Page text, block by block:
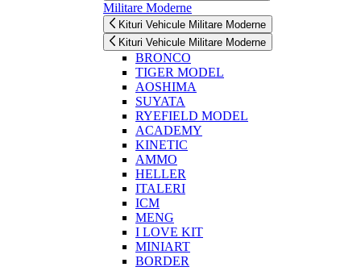
Militare Moderne
Kituri Vehicule Militare Moderne
Kituri Vehicule Militare Moderne
BRONCO
TIGER MODEL
AOSHIMA
SUYATA
RYEFIELD MODEL
ACADEMY
KINETIC
AMMO
HELLER
ITALERI
ICM
MENG
I LOVE KIT
MINIART
BORDER